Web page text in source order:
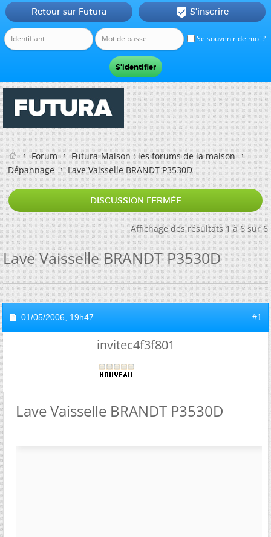
Se souvenir de moi ?
Retour sur Futura  S'inscrire
Forum
Futura-Maison : les forums de la maison
Dépannage
Lave Vaisselle BRANDT P3530D
DISCUSSION FERMÉE
Affichage des résultats 1 à 6 sur 6
Lave Vaisselle BRANDT P3530D
01/05/2006, 19h47 #1
invitec4f3f801
Lave Vaisselle BRANDT P3530D